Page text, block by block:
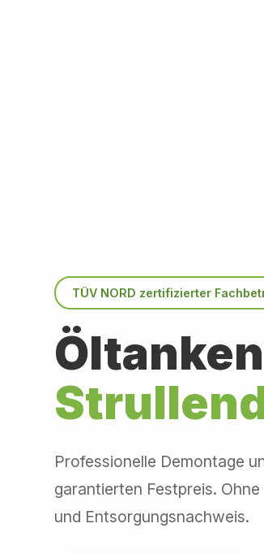
TÜV NORD zertifizierter
Professionelle Demontage
garantierten Festpreis.
und Entsorgungsnachweis.